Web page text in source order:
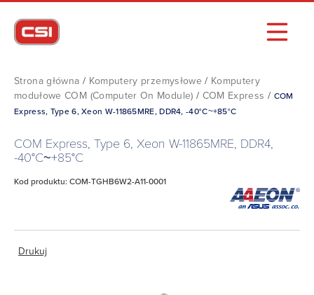
Strona główna / Komputery przemysłowe / Komputery
modułowe COM (Computer On Module) / COM Express / COM
Express, Type 6, Xeon W-11865MRE, DDR4, -40°C~+85°C
COM Express, Type 6, Xeon W-11865MRE, DDR4,
-40°C~+85°C
Kod produktu: COM-TGHB6W2-A11-0001
Drukuj